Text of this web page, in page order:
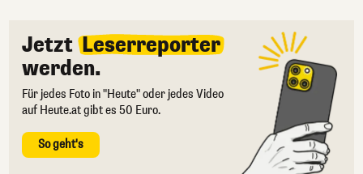
Jetzt Leserreporter
werden.
Für jedes Foto in "Heute" oder jedes Video
auf Heute.at gibt es 50 Euro.
So geht's